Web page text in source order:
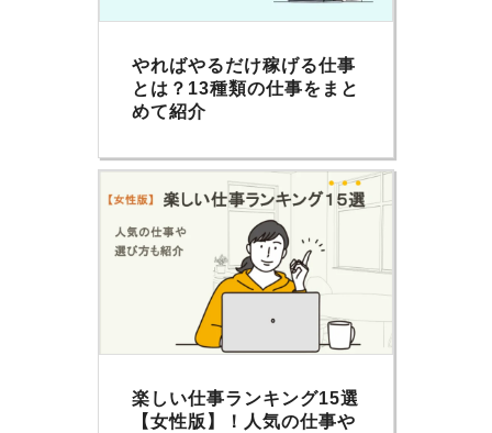
やればやるだけ稼げる仕事
とは？13種類の仕事をまと
めて紹介
楽しい仕事ランキング15選
【女性版】！人気の仕事や